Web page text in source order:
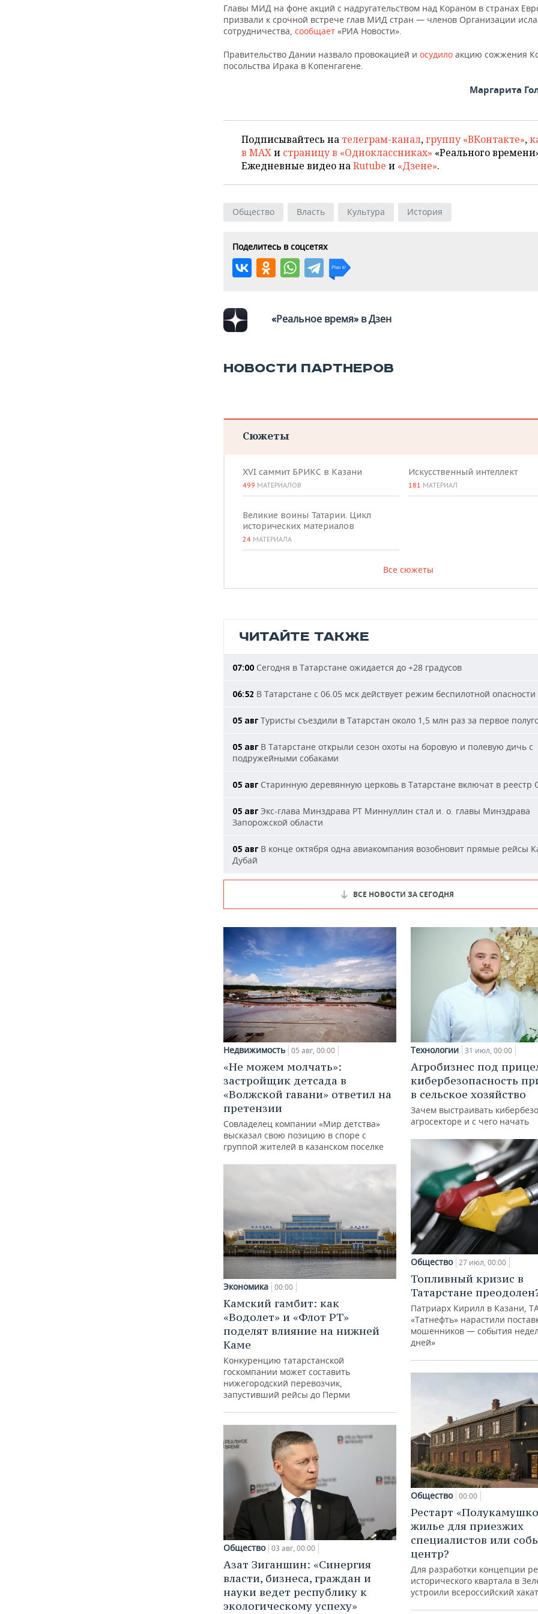
Главы МИД на фоне акций с надругательством над Кораном в странах
призвали к срочной встрече глав МИД стран — членов Организации
сотрудничества, сообщает «РИА Новости».
Правительство Дании назвало провокацией и осудило акцию сожжения
посольства Ирака в Копенгагене.
Маргарита
Подписывайтесь на телеграм-канал,группу «ВКонтакте»,
в MAXи страницу в «Одноклассниках» «Реального
Ежедневные видео наRutube и «Дзене».
Общество Власть Культура История
Поделитесь в соцсетях
«Реальное время» в Дзен
НОВОСТИ ПАРТНЕРОВ
Сюжеты
XVI саммит БРИКС в Казани
499 МАТЕРИАЛОВ
Великие воины Татарии. Цикл
исторических материалов
24 МАТЕРИАЛА
Искусственный интеллект
181 МАТЕРИАЛ
Все сюжеты
ЧИТАЙТЕ ТАКЖЕ
07:00 Сегодня в Татарстане ожидается до +28 градусов
06:52 В Татарстане с 06.05 мск действует режим беспилотной опасности
05 авг Туристы съездили в Татарстан около 1,5 млн раз за первое
05 авг В Татарстане открыли сезон охоты на боровую и полевую дичь с
подружейными собаками
05 авг Старинную деревянную церковь в Татарстане включат в реестр
05 авг Экс-глава Минздрава РТ Миннуллин стал и. о. главы Минздрава
Запорожской области
05 авг В конце октября одна авиакомпания возобновит прямые рейсы
Дубай
ВСЕ НОВОСТИ ЗА СЕГОДНЯ
Недвижимость 05 авг, 00:00
«Не можем молчать»:
застройщик детсада в
«Волжской гавани» ответил на
претензии
Совладелец компании «Мир детства»
высказал свою позицию в споре с
группой жителей в казанском поселке
Экономика 00:00
Камский гамбит: как
«Водолет» и «Флот РТ»
поделят влияние на нижней
Каме
Конкуренцию татарстанской
госкомпании может составить
нижегородский перевозчик,
запустивший рейсы до Перми
Общество 03 авг, 00:00
Азат Зиганшин: «Синергия
власти, бизнеса, граждан и
науки ведет республику к
экологическому успеху»
Технологии 31 июл, 00:00
Агробизнес под
кибербезопасность
в сельское хозяйство
Зачем выстраивать
агросекторе и с чего начать
Общество 27 июл, 00:00
Топливный кризис в
Татарстане
Патриарх Кирилл в Казани,
«Татнефть» нарастили
мошенников — события
дней»
Общество 00:00
Рестарт
жилье для приезжих
специалистов или
центр?
Для разработки концепции
исторического квартала в
устроили всероссийский